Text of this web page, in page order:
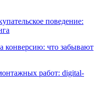
поведение:
конверсию: что забывают
работ: digital-